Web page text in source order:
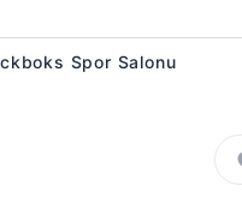
Spor Salonu